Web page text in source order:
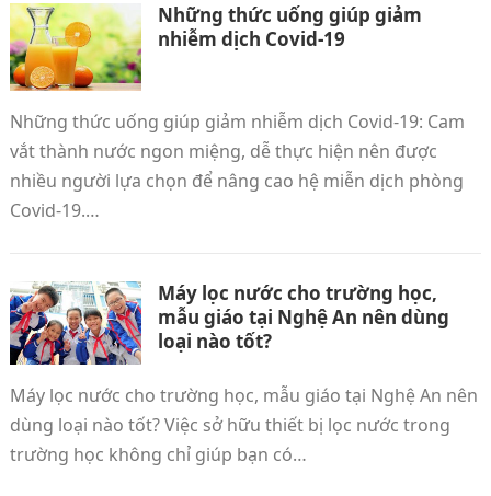
Những thức uống giúp giảm
nhiễm dịch Covid-19
Những thức uống giúp giảm nhiễm dịch Covid-19: Cam
vắt thành nước ngon miệng, dễ thực hiện nên được
nhiều người lựa chọn để nâng cao hệ miễn dịch phòng
Covid-19.…
Máy lọc nước cho trường học,
mẫu giáo tại Nghệ An nên dùng
loại nào tốt?
Máy lọc nước cho trường học, mẫu giáo tại Nghệ An nên
dùng loại nào tốt? Việc sở hữu thiết bị lọc nước trong
trường học không chỉ giúp bạn có…